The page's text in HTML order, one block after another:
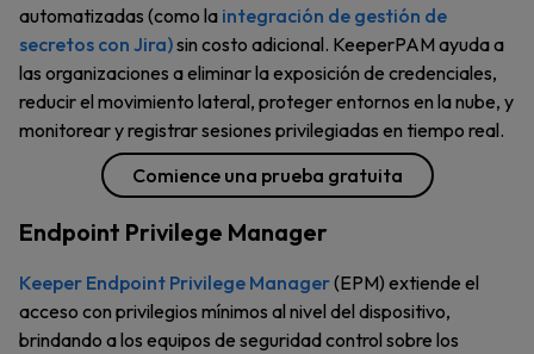
automatizadas (como la integración de gestión de
secretos con Jira)sin costo adicional. KeeperPAM ayuda a
las organizaciones a eliminar la exposición de credenciales,
reducir el movimiento lateral, proteger entornos en la nube, y
monitorear y registrar sesiones privilegiadas en tiempo real.
Comience una prueba gratuita
Endpoint Privilege Manager
Keeper Endpoint Privilege Manager(EPM) extiende el
acceso con privilegios mínimos al nivel del dispositivo,
brindando a los equipos de seguridad control sobre los